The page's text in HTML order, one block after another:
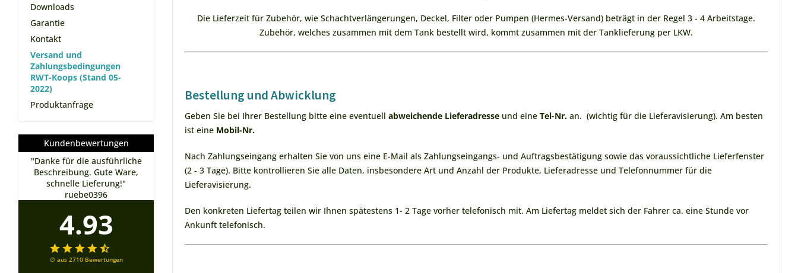
Downloads
Garantie
Kontakt
Versand und
Zahlungsbedingungen
RWT-Koops (Stand 05-
2022)
Produktanfrage
Kundenbewertungen
"Danke für die ausführliche
Beschreibung. Gute Ware,
schnelle Lieferung!"
ruebe0396
"Schnelle Lieferung, alles Top,
immer wieder gern"
muskelsven
4.93
∅ aus 2710 Bewertungen
Die Lieferzeit für Zubehör, wie Schachtverlängerungen, Deckel, Filter oder Pumpen (Hermes-Versand) beträgt in der Regel 3 - 4 Arbeitstage.
Zubehör, welches zusammen mit dem Tank bestellt wird, kommt zusammen mit der Tanklieferung per LKW.
Bestellung und Abwicklung
Geben Sie bei Ihrer Bestellung bitte eine eventuell abweichende Lieferadresse und eine Tel-Nr. an. (wichtig für die Lieferavisierung). Am besten
ist eine Mobil-Nr.
Nach Zahlungseingang erhalten Sie von uns eine E-Mail als Zahlungseingangs- und Auftragsbestätigung sowie das voraussichtliche Lieferfenster
(2 - 3 Tage). Bitte kontrollieren Sie alle Daten, insbesondere Art und Anzahl der Produkte, Lieferadresse und Telefonnummer für die
Lieferavisierung.
Den konkreten Liefertag teilen wir Ihnen spätestens 1- 2 Tage vorher telefonisch mit. Am Liefertag meldet sich der Fahrer ca. eine Stunde vor
Ankunft telefonisch.